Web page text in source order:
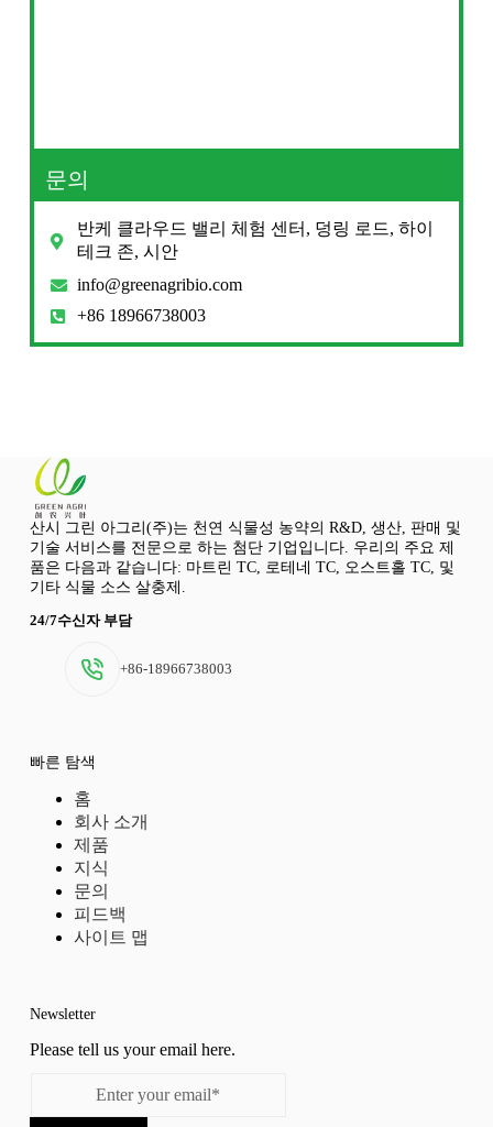
문의
반케 클라우드 밸리 체험 센터, 덩링 로드, 하이
테크 존, 시안
info@greenagribio.com
+86 18966738003
산시 그린 아그리(주)는 천연 식물성 농약의 R&D, 생산, 판매 및
기술 서비스를 전문으로 하는 첨단 기업입니다. 우리의 주요 제
품은 다음과 같습니다: 마트린 TC, 로테네 TC, 오스트홀 TC, 및
기타 식물 소스 살충제.
24/7수신자 부담
+86-18966738003
빠른 탐색
홈
회사 소개
제품
지식
문의
피드백
사이트 맵
Newsletter
Please tell us your email here.